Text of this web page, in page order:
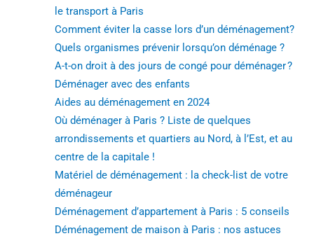
le transport à Paris
Comment éviter la casse lors d’un déménagement?
Quels organismes prévenir lorsqu’on déménage ?
A-t-on droit à des jours de congé pour déménager ?
Déménager avec des enfants
Aides au déménagement en 2024
Où déménager à Paris ? Liste de quelques
arrondissements et quartiers au Nord, à l’Est, et au
centre de la capitale !
Matériel de déménagement : la check-list de votre
déménageur
Déménagement d’appartement à Paris : 5 conseils
Déménagement de maison à Paris : nos astuces